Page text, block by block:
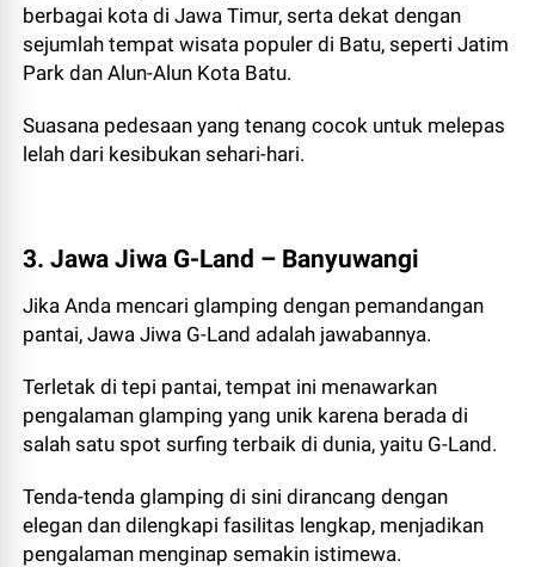
berbagai kota di Jawa Timur, serta dekat dengan
sejumlah tempat wisata populer di Batu, seperti Jatim
Park dan Alun-Alun Kota Batu.
Suasana pedesaan yang tenang cocok untuk melepas
lelah dari kesibukan sehari-hari.
3. Jawa Jiwa G-Land – Banyuwangi
Jika Anda mencari glamping dengan pemandangan
pantai, Jawa Jiwa G-Land adalah jawabannya.
Terletak di tepi pantai, tempat ini menawarkan
pengalaman glamping yang unik karena berada di
salah satu spot surfing terbaik di dunia, yaitu G-Land.
Tenda-tenda glamping di sini dirancang dengan
elegan dan dilengkapi fasilitas lengkap, menjadikan
pengalaman menginap semakin istimewa.